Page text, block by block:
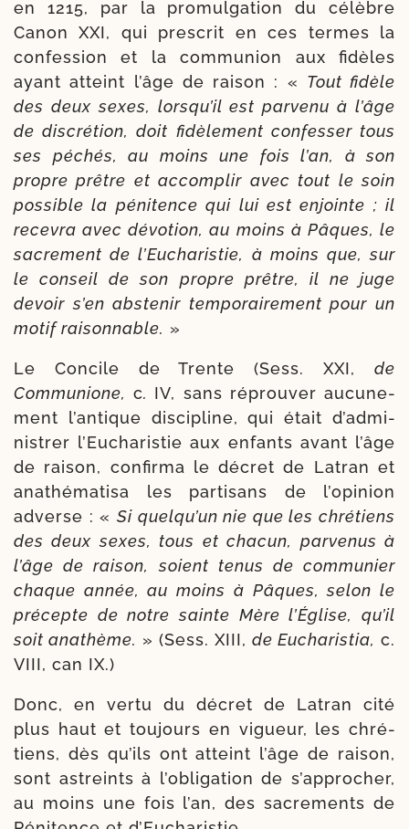
en 1215, par la pro­mul­ga­tion du célèbre
Canon XXI, qui pres­crit en ces termes la
confes­sion et la com­mu­nion aux fidèles
ayant atteint l’âge de rai­son : « Tout fidèle
des deux sexes, lors­qu’il est par­ve­nu à l’âge
de dis­cré­tion, doit fidè­le­ment confes­ser tous
ses péchés, au moins une fois l’an, à son
propre prêtre et accom­plir avec tout le soin
pos­sible la péni­tence qui lui est enjointe ; il
rece­vra avec dévo­tion, au moins à Pâques, le
sacre­ment de l’Eucharistie, à moins que, sur
le conseil de son propre prêtre, il ne juge
devoir s’en abs­te­nir tem­po­rai­re­ment pour un
motif rai­son­nable. »
Le Concile de Trente (Sess. XXI, de
Communione, c. IV, sans réprou­ver aucu­ne­
ment l’an­tique dis­ci­pline, qui était d’ad­mi­
nis­trer l’Eucharistie aux enfants avant l’âge
de rai­son, confir­ma le décret de Latran et
ana­thé­ma­ti­sa les par­ti­sans de l’o­pi­nion
adverse : « Si quel­qu’un nie que les chré­tiens
des deux sexes, tous et cha­cun, par­ve­nus à
l’âge de rai­son, soient tenus de com­mu­nier
chaque année, au moins à Pâques, selon le
pré­cepte de notre sainte Mère l’Église, qu’il
soit ana­thème. » (Sess. XIII, de Eucharistia, c.
VIII, can IX.)
Donc, en ver­tu du décret de Latran cité
plus haut et tou­jours en vigueur, les chré­
tiens, dès qu’ils ont atteint l’âge de rai­son,
sont astreints à l’o­bli­ga­tion de s’ap­pro­cher,
au moins une fois l’an, des sacre­ments de